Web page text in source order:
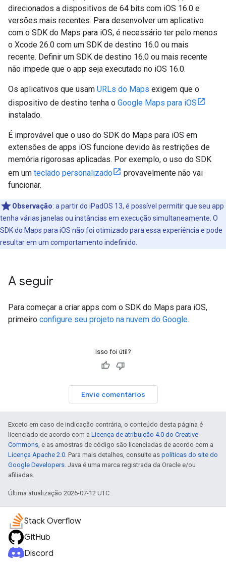
direcionados a dispositivos de 64 bits com iOS 16.0 e
versões mais recentes. Para desenvolver um aplicativo
com o SDK do Maps para iOS, é necessário ter pelo menos
o Xcode 26.0 com um SDK de destino 16.0 ou mais
recente. Definir um SDK de destino 16.0 ou mais recente
não impede que o app seja executado no iOS 16.0.
Os aplicativos que usam URLs do Maps exigem que o
dispositivo de destino tenha o Google Maps para iOS
instalado.
É improvável que o uso do SDK do Maps para iOS em
extensões de apps iOS funcione devido às restrições de
memória rigorosas aplicadas. Por exemplo, o uso do SDK
em um teclado personalizado
provavelmente não vai
funcionar.
Observação: a partir do iPadOS 13, é possível permitir que seu app
tenha várias janelas ou instâncias em execução simultaneamente. O
SDK do Maps para iOS não foi otimizado para essa experiência e pode
resultar em um comportamento indefinido.
A seguir
Para começar a criar apps com o SDK do Maps para iOS,
primeiro configure seu projeto na nuvem do Google.
Isso foi útil?
Envie comentários
Exceto em caso de indicação contrária, o conteúdo desta página é
licenciado de acordo com a Licença de atribuição 4.0 do Creative
Commons, e as amostras de código são licenciadas de acordo com a
Licença Apache 2.0. Para mais detalhes, consulte as políticas do site do
Google Developers. Java é uma marca registrada da Oracle e/ou
afiliadas.
Última atualização 2026-07-12 UTC.
Stack Overflow
GitHub
Discord